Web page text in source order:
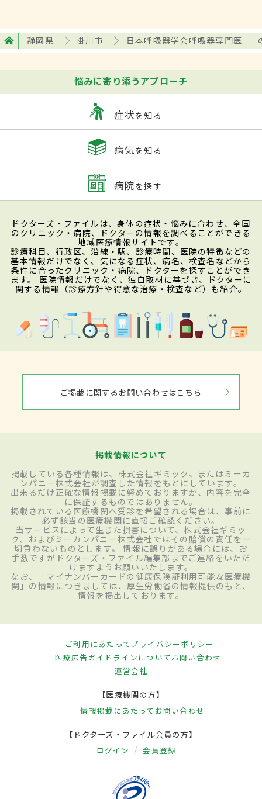
静岡県 掛川市 日本呼吸器学会呼吸器専門医
悩みに寄り添うアプローチ
症状を知る
病気を知る
病院を探す
ドクターズ・ファイルは、身体の症状・悩みに合わせ、全国
のクリニック・病院、ドクターの情報を調べることができる
地域医療情報サイトです。
診療科目、行政区、沿線・駅、診療時間、医院の特徴などの
基本情報だけでなく、気になる症状、病名、検査名などから
条件に合ったクリニック・病院、ドクターを探すことができ
ます。 医院情報だけでなく、独自取材に基づき、ドクターに
関する情報（診療方針や得意な治療・検査など）も紹介。
ご掲載に関するお問い合わせはこちら
掲載情報について
掲載している各種情報は、株式会社ギミック、またはミーカ
ンパニー株式会社が調査した情報をもとにしています。
出来るだけ正確な情報掲載に努めておりますが、内容を完全
に保証するものではありません。
掲載されている医療機関へ受診を希望される場合は、事前に
必ず該当の医療機関に直接ご確認ください。
当サービスによって生じた損害について、株式会社ギミッ
ク、およびミーカンパニー株式会社ではその賠償の責任を一
切負わないものとします。 情報に誤りがある場合には、お
手数ですがドクターズ・ファイル編集部までご連絡をいただ
けますようお願いいたします。
なお、「マイナンバーカードの健康保険証利用可能な医療機
関」の情報につきましては、厚生労働省の情報提供のもと、
情報を掲出しております。
ご利用にあたってプライバシーポリシー
医療広告ガイドラインについてお問い合わせ
運営会社
【医療機関の方】
情報掲載にあたって お問い合わせ
【ドクターズ・ファイル会員の方】
ログイン 会員登録